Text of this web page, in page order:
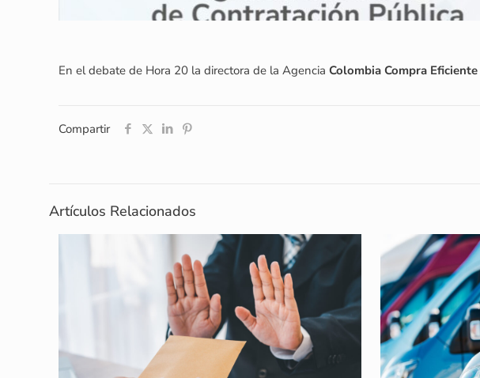
En el debate de Hora 20 la directora de la AgenciaColombia Compra Eficiente
Compartir
Artículos Relacionados